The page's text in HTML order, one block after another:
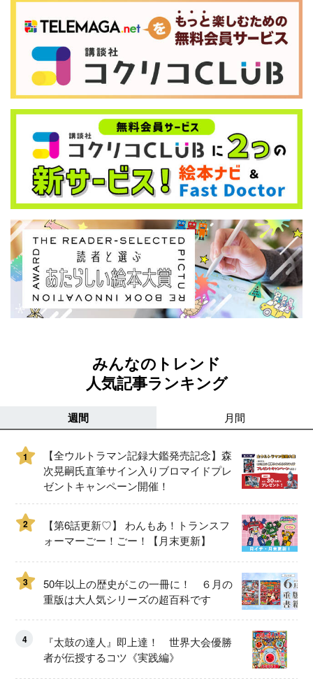
みんなのトレンド
人気記事ランキング
週間 月間
1
【全ウルトラマン記録大鑑発売記念】森
次晃嗣氏直筆サイン入りブロマイドプレ
ゼントキャンペーン開催！
2
【第6話更新♡】 わんもあ！トランスフ
ォーマーごー！ごー！【月末更新】
3
50年以上の歴史がこの一冊に！ ６月の
重版は大人気シリーズの超百科です
4
『太鼓の達人』即上達！ 世界大会優勝
者が伝授するコツ《実践編》